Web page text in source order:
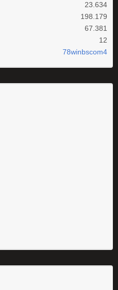
23.634
198.179
67.381
12
78winbscom4